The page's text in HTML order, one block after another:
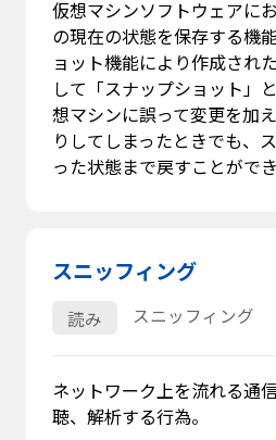
仮想マシンソフトウェアに
の現在の状態を保存する機
ョット機能により作成され
して「スナップショット」
想マシンに誤って変更を加
りしてしまったときでも、
った状態まで戻すことができ
スニッフィング
読み スニッフィング
ネットワーク上を流れる通
聴、解析する行為。